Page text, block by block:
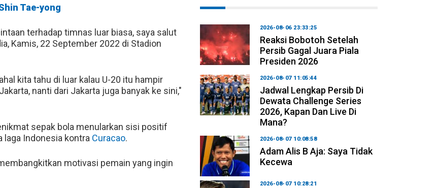
Tae-yong
terhadap timnas luar biasa, saya salut
Kamis, 22 September 2022 di Stadion
kita tahu di luar kalau U-20 itu hampir
nanti dari Jakarta juga banyak ke sini,"
sepak bola menularkan sisi positif
laga Indonesia kontra Curacao.
motivasi pemain yang ingin
2026-08-06 23:33:25
Reaksi Bobotoh Setelah
Persib Gagal Juara Piala
Presiden 2026
2026-08-07 11:05:44
Jadwal Lengkap Persib Di
Dewata Challenge Series
2026, Kapan Dan Live Di
Mana?
2026-08-07 10:08:58
Adam Alis B Aja: Saya Tidak
Kecewa
2026-08-07 10:28:21